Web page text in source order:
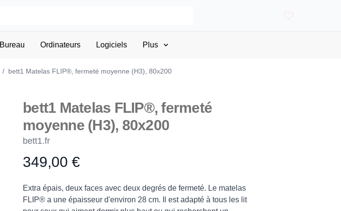
Bureau Ordinateurs Logiciels Plus
/ bett1 Matelas FLIP®, fermeté moyenne (H3), 80x200
bett1 Matelas FLIP®, fermeté
moyenne (H3), 80x200
bett1.fr
Product information
349,00 €
Description
Extra épais, deux faces avec deux degrés de fermeté. Le matelas
FLIP® a une épaisseur d'environ 28 cm. Il est adapté à tous les lit